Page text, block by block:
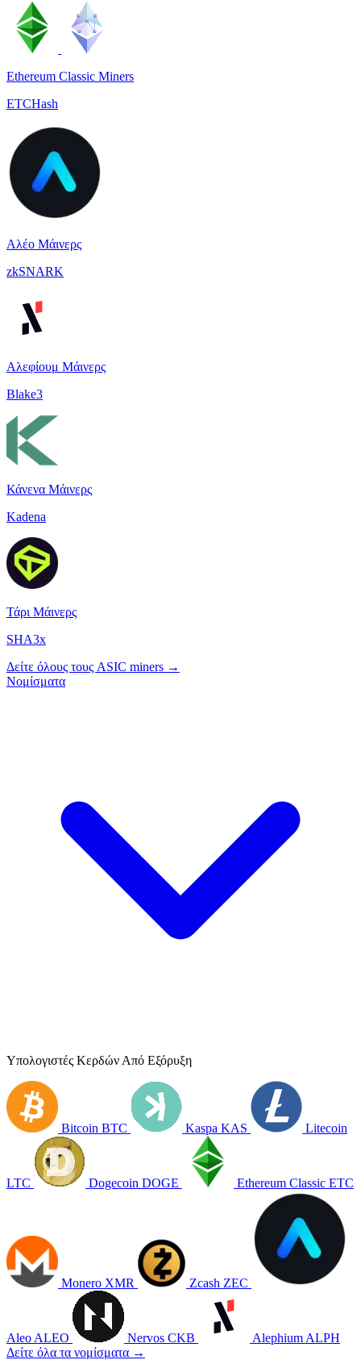
Ethereum Classic Miners
ETCHash
Αλέο Μάινερς
zkSNARK
Αλεφίουμ Μάινερς
Blake3
Κάνενα Μάινερς
Kadena
Τάρι Μάινερς
SHA3x
Δείτε όλους τους ASIC miners →
Νομίσματα
Υπολογιστές Κερδών Από Εξόρυξη
Bitcoin BTC Kaspa KAS Litecoin
LTC Dogecoin DOGE Ethereum Classic ETC
Monero XMR Zcash ZEC
Aleo ALEO Nervos CKB Alephium ALPH
Δείτε όλα τα νομίσματα →